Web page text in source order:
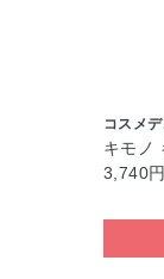
コスメ
キモノ
3,740円